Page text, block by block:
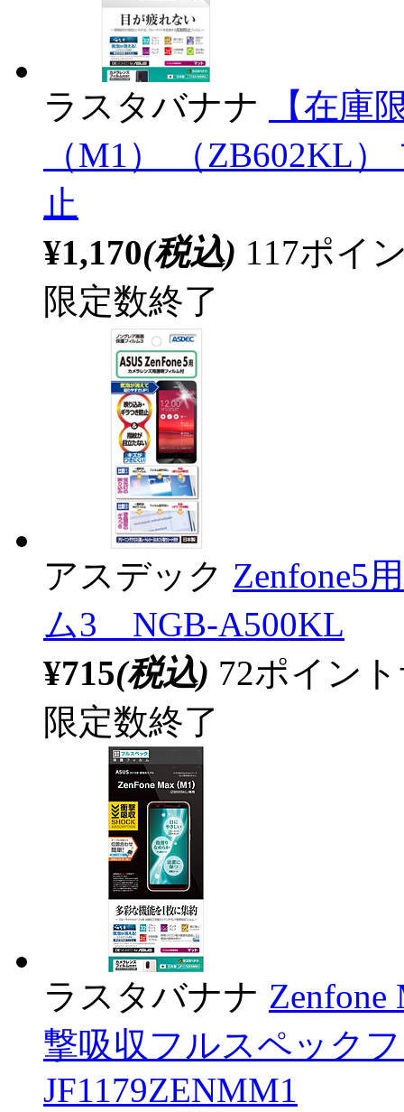
ラスタバナナ
【在庫
（M1） （ZB602KL
止
¥1,170(税込) 117ポイ
限定数終了
アスデック Zenfone5
ム3 NGB-A500KL
¥715(税込) 72ポイン
限定数終了
ラスタバナナ
撃吸収フルスペック
JF1179ZENMM1